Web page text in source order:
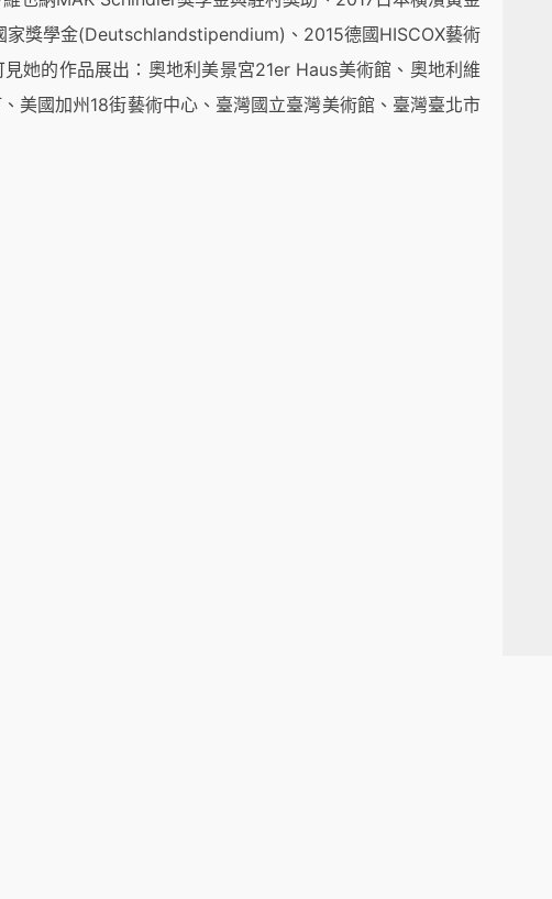
獎學金(Deutschlandstipendium)、2015德國HISCOX藝術
她的作品展出：奧地利美景宮21er Haus美術館、奧地利維
美國加州18街藝術中心、臺灣國立臺灣美術館、臺灣臺北市